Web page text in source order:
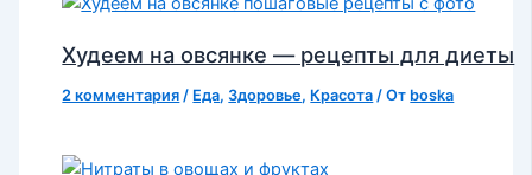
Худеем на овсянке — рецепты для диеты
2 комментария / Еда,Здоровье, Красота / От boska